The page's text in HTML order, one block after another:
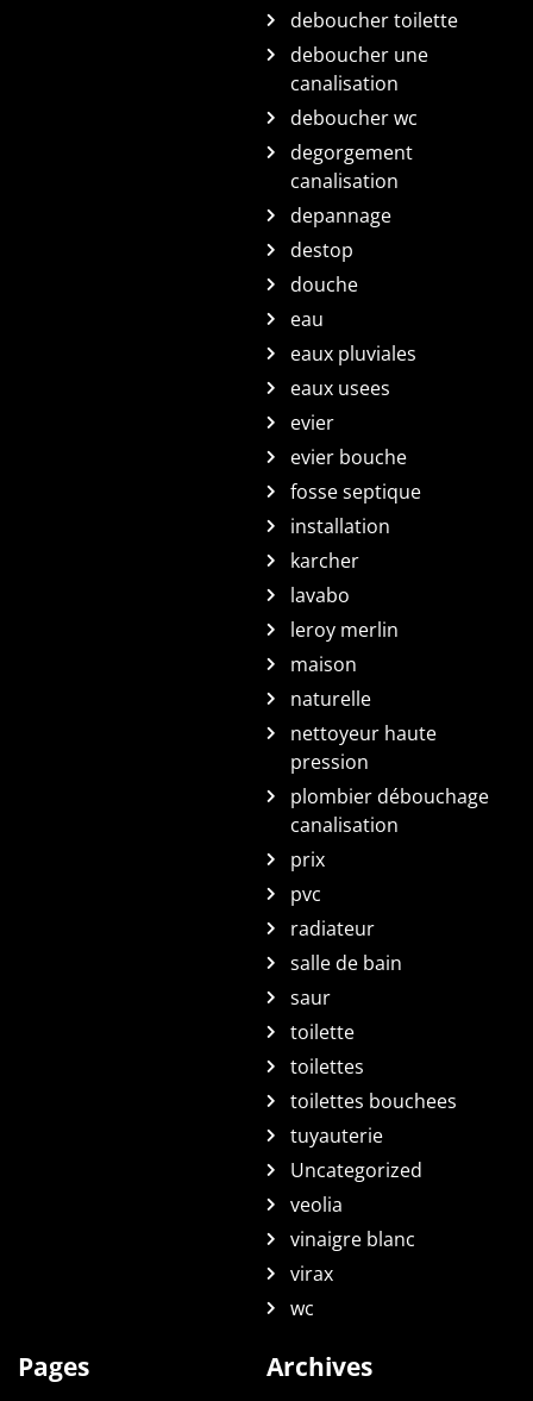
deboucher toilette
deboucher une
canalisation
deboucher wc
degorgement
canalisation
depannage
destop
douche
eau
eaux pluviales
eaux usees
evier
evier bouche
fosse septique
installation
karcher
lavabo
leroy merlin
maison
naturelle
nettoyeur haute
pression
plombier débouchage
canalisation
prix
pvc
radiateur
salle de bain
saur
toilette
toilettes
toilettes bouchees
tuyauterie
Uncategorized
veolia
vinaigre blanc
virax
wc
Pages Archives